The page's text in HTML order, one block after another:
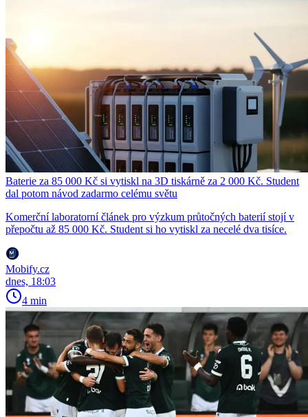
Baterie za 85 000 Kč si vytiskl na 3D tiskárně za 2 000 Kč. Student
dal potom návod zadarmo celému světu
Komerční laboratorní článek pro výzkum průtočných baterií stojí v
přepočtu až 85 000 Kč. Student si ho vytiskl za necelé dva tisíce.
Mobify.cz
dnes, 18:03
4 min